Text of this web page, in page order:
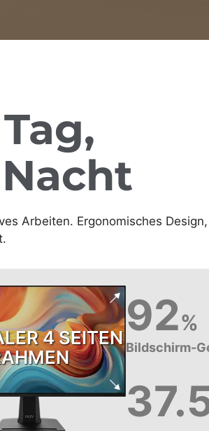
Arbeiten. Ergonomisches
4 SEITEN 92%
Bildschirm-